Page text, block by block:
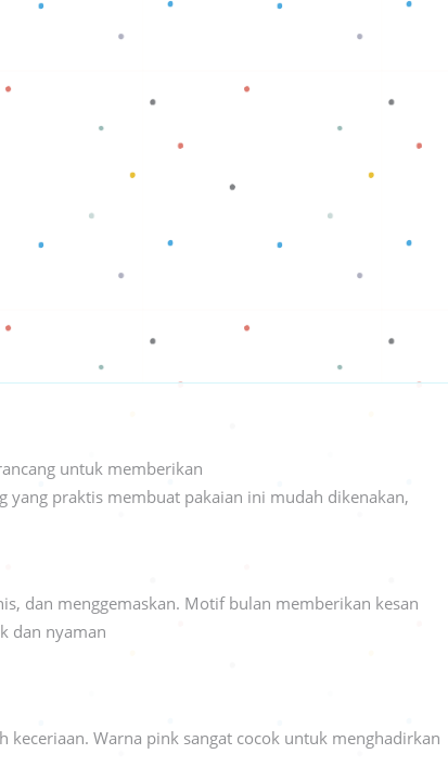
untuk memberikan
praktis membuat pakaian ini mudah dikenakan,
dan menggemaskan. Motif bulan memberikan kesan
dan nyaman
Warna pink sangat cocok untuk menghadirkan